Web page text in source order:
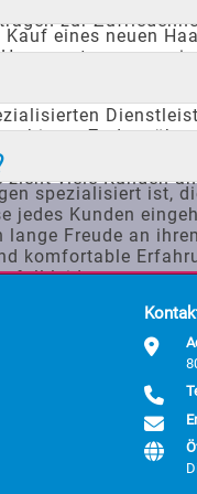
zur
eines neuen
um
diesen Service
bietet. Zudem
Die zentrale Lage
zieht viele Kunden
spezialisiert ist,
Kunden
Freude an
komfortable
leiden.